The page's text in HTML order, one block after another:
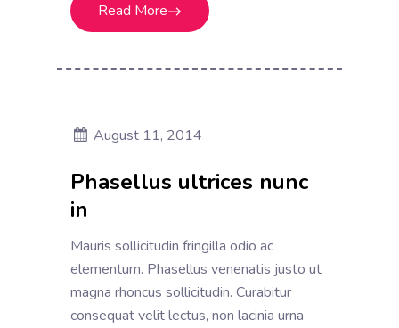
Read More
August 11, 2014
Phasellus ultrices nunc
in
Mauris sollicitudin fringilla odio ac
elementum. Phasellus venenatis justo ut
magna rhoncus sollicitudin. Curabitur
consequat velit lectus, non lacinia urna